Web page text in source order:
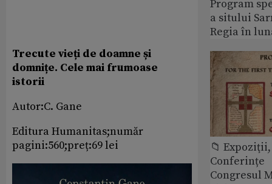
Trecute vieți de doamne și
domnițe. Cele mai frumoase
istorii
Autor:C. Gane
Editura Humanitas;număr
pagini:560;preț:69 lei
Program
a sitului
Regia în
📁
Conferințe
Congresul